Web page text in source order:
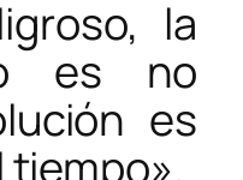
la
es no
es